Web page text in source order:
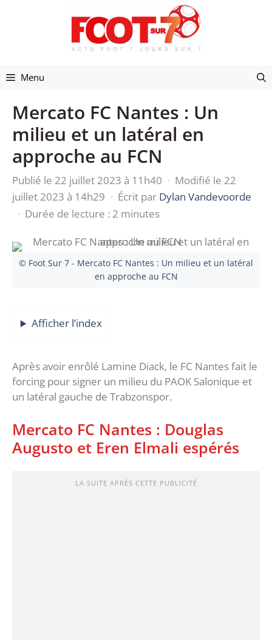
Menu
Mercato FC Nantes : Un
milieu et un latéral en
approche au FCN
Publié le 22 juillet 2023 à 11h40 · Modifié le 22
juillet 2023 à 14h29 · Écrit par Dylan Vandevoorde
· Durée de lecture : 2 minutes
© Foot Sur 7 - Mercato FC Nantes : Un milieu et un latéral
en approche au FCN
Afficher l’index
Après avoir enrôlé Lamine Diack, le FC Nantes fait le
forcing pour signer un milieu du PAOK Salonique et
un latéral gauche de Trabzonspor.
Mercato FC Nantes : Douglas
Augusto et Eren Elmali espérés
LA SUITE APRÈS CETTE PUBLICITÉ